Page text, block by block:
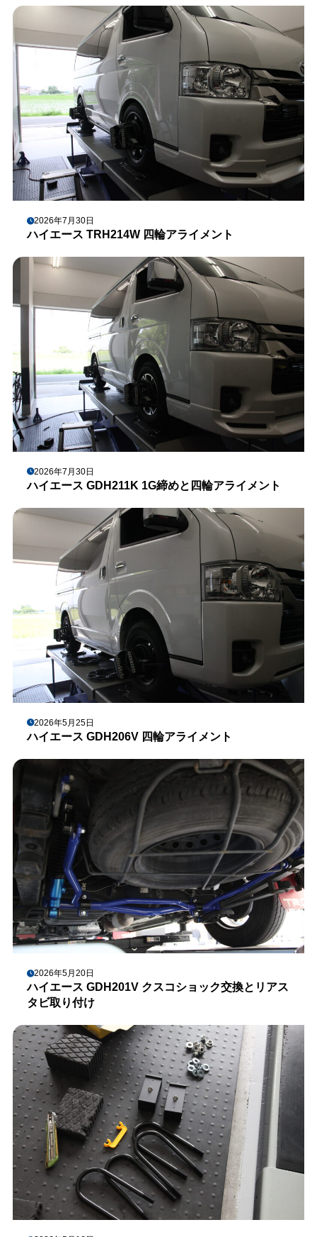
2026年7月30日
ハイエース TRH214W 四輪アライメント
2026年7月30日
ハイエース GDH211K 1G締めと四輪アライメント
2026年5月25日
ハイエース GDH206V 四輪アライメント
2026年5月20日
ハイエース GDH201V クスコショック交換とリアス
タビ取り付け